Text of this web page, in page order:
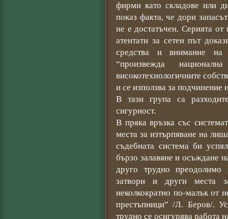
фирми като складове или
показ факта, че дори
не е достатъчен. Серията
атентати за сетен път
средства и внимание на
“произвежда
високотехнологичните
и се използва за
В тази група са
сигурност.
В пряка връзка със
места за изтърпяване на
съдебната система би
бързо залавяне и осъждане
друго трудно преодолимо
затвори и други места
неколкократно по-малък от
престъпници” /Л. Беров/.
трудно се осигурява работа